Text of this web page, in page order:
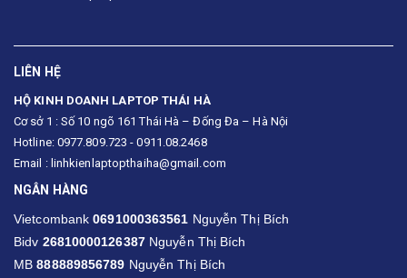
LIÊN HỆ
HỘ KINH DOANH LAPTOP THÁI HÀ
Cơ sở 1 : Số 10 ngõ 161 Thái Hà – Đống Đa – Hà Nội
Hotline: 0977.809.723 - 0911.08.2468
Email : linhkienlaptopthaiha@gmail.com
NGÂN HÀNG
Vietcombank0691000363561 Nguyễn Thị Bích
Bidv 26810000126387Nguyễn Thị Bích
MB888889856789 Nguyễn Thị Bích